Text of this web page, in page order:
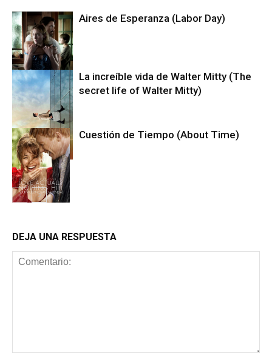
Cine
Aires de Esperanza (Labor Day)
Cine
La increíble vida de Walter Mitty (The
secret life of Walter Mitty)
Cuestión de Tiempo (About Time)
DEJA UNA RESPUESTA